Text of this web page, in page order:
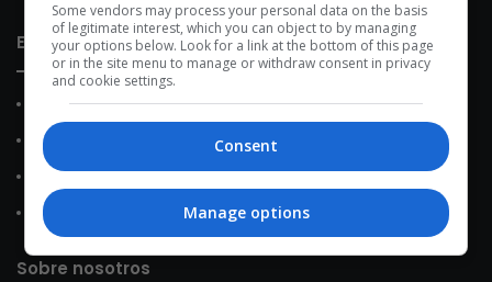
Enlaces de interés
Sobre Nosotros
Contacto
Política de Privacidad
Política de Cookies
Sobre nosotros
Some vendors may process your personal data on the basis
of legitimate interest, which you can object to by managing
your options below. Look for a link at the bottom of this page
or in the site menu to manage or withdraw consent in privacy
and cookie settings.
Consent
Manage options